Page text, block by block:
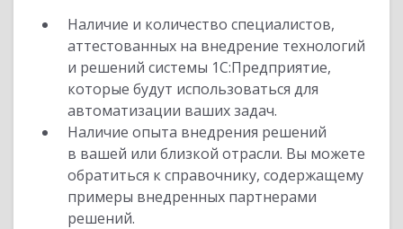
Наличие и количество специалистов,
аттестованных на внедрение технологий
и решений системы 1С:Предприятие,
которые будут использоваться для
автоматизации ваших задач.
Наличие опыта внедрения решений
в вашей или близкой отрасли. Вы можете
обратиться к справочнику, содержащему
примеры внедренных партнерами
решений.